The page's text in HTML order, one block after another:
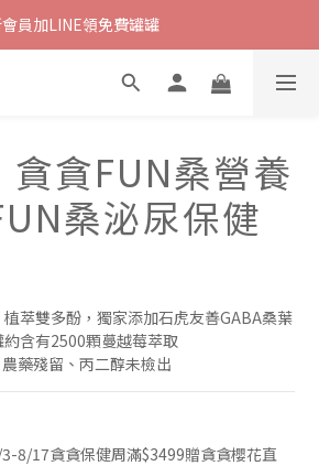
員加LINE領免費罐罐
貪貪FUN桑營養
桑泌尿保健
萃雙多酚，獨家添加石虎友善GABA桑葉
含有2500顆蔓越莓萃取
農藥殘留、丙二醇未檢出
8/17貪貪保健周滿$3499贈貪貪櫻花直